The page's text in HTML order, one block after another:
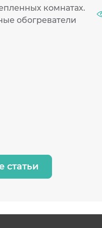
комнатах.
обогреватели
статьи